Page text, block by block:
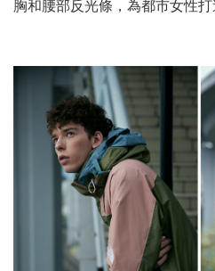
胸和腰部反光條，為都市女性